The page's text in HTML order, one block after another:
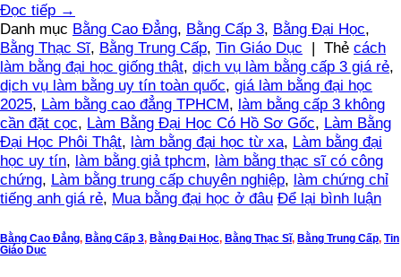
Đọc tiếp →
Danh mục Bằng Cao Đẳng, Bằng Cấp 3, Bằng Đại Học,
Bằng Thạc Sĩ, Bằng Trung Cấp, Tin Giáo Dục | Thẻ cách
làm bằng đại học giống thật, dịch vụ làm bằng cấp 3 giá rẻ,
dịch vụ làm bằng uy tín toàn quốc, giá làm bằng đại học
2025, Làm bằng cao đẳng TPHCM, làm bằng cấp 3 không
cần đặt cọc, Làm Bằng Đại Học Có Hồ Sơ Gốc, Làm Bằng
Đại Học Phôi Thật, làm bằng đại học từ xa, Làm bằng đại
học uy tín, làm bằng giả tphcm, làm bằng thạc sĩ có công
chứng, Làm bằng trung cấp chuyên nghiệp, làm chứng chỉ
tiếng anh giá rẻ, Mua bằng đại học ở đâu Để lại bình luận
Bằng Cao Đẳng, Bằng Cấp 3, Bằng Đại Học, Bằng Thạc Sĩ, Bằng Trung Cấp, Tin
Giáo Dục